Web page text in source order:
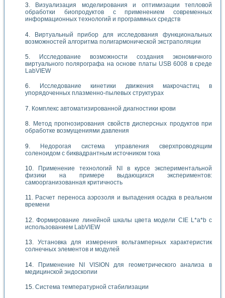
Визуализация моделирования и оптимизации тепловой
обработки биопродуктов с применением современных
информационных технологий и программных средств
Виртуальный прибор для исследования функциональных
возможностей алгоритма полигармонической экстраполяции
Исследование возможности создания экономичного
виртуального полярографа на основе платы USB 6008 в среде
LabVIEW
Исследование кинетики движения макрочастиц в
упорядоченных плазменно-пылевых структурах
Комплекс автоматизированной диагностики крови
Метод прогнозирования свойств дисперсных продуктов при
обработке возмущениями давления
Недорогая система управления сверхпроводящим
соленоидом с биквадрантным источником тока
Применение технологий NI в курсе экспериментальной
физики на примере выдающихся экспериментов:
самоорганизованная критичность
Расчет переноса аэрозоля и выпадения осадка в реальном
времени
Формирование линейной шкалы цвета модели CIE L*a*b с
использованием LabVIEW
Установка для измерения вольтамперных характеристик
солнечных элементов и модулей
Применение NI VISION для геометрического анализа в
медицинской эндоскопии
Система температурной стабилизации